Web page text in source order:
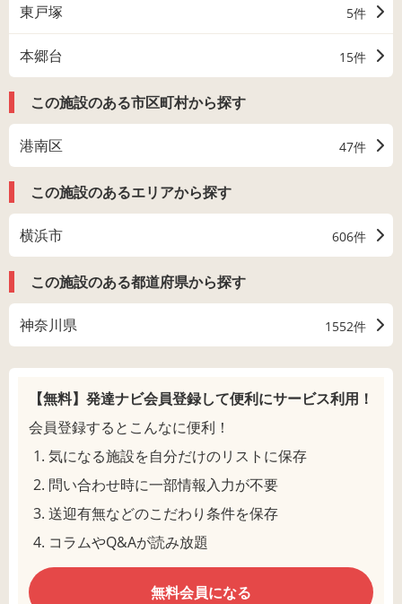
東戸塚 5件
本郷台 15件
この施設のある市区町村から探す
港南区 47件
この施設のあるエリアから探す
横浜市 606件
この施設のある都道府県から探す
神奈川県 1552件
【無料】発達ナビ会員登録して便利にサービス利用！
会員登録するとこんなに便利！
気になる施設を自分だけのリストに保存
問い合わせ時に一部情報入力が不要
送迎有無などのこだわり条件を保存
コラムやQ&Aが読み放題
無料会員になる